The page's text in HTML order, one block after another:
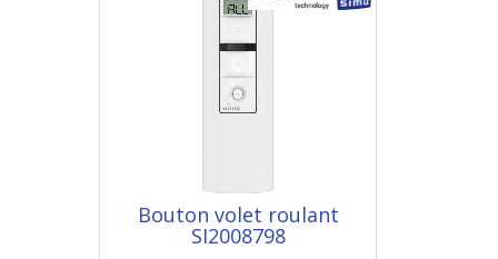
Bouton volet roulant
SI2008798